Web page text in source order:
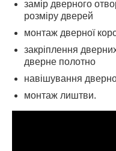
замір дверного
розміру дверей
монтаж дверної
закріплення
дверне полотно
навішування
монтаж лиштви.